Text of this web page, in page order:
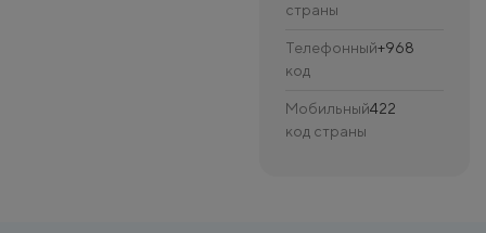
страны
Телефонный
код
+968
Мобильный
код страны
422